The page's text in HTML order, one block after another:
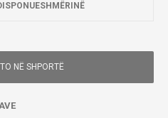
NË SHPORTË